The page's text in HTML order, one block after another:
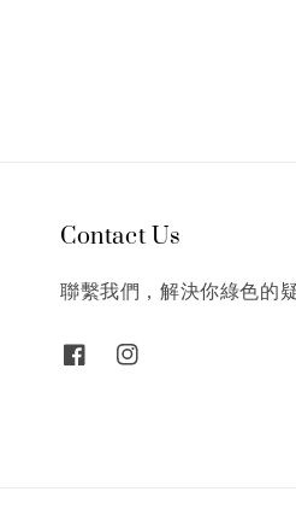
Contact Us
聯繫我們，解決你綠色的